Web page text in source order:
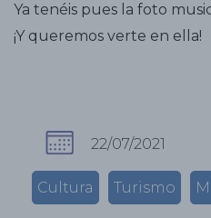
Ya tenéis pues la foto
¡Y queremos verte en ella!
22/07/2021
Cultura Turismo